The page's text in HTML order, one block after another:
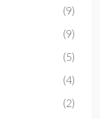
(9)
(9)
(5)
(4)
(2)